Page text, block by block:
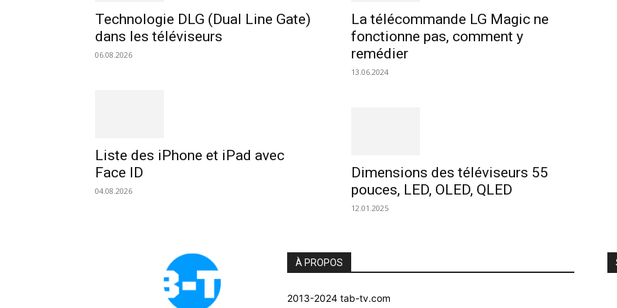
Technologie DLG (Dual Line Gate)
dans les téléviseurs
06.08.2026
Liste des iPhone et iPad avec
Face ID
04.08.2026
La télécommande LG Magic ne
fonctionne pas, comment y
remédier
13.06.2024
Dimensions des téléviseurs 55
pouces, LED, OLED, QLED
12.01.2025
À PROPOS
2013-2024 tab-tv.com